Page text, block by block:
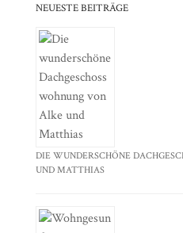
NEUESTE BEITRÄGE
DIE WUNDERSCHÖNE
UND MATTHIAS